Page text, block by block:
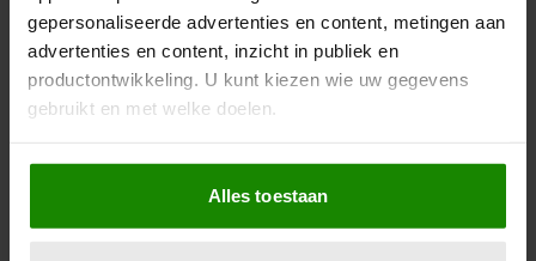
gepersonaliseerde advertenties en content, metingen aan
advertenties en content, inzicht in publiek en
productontwikkeling. U kunt kiezen wie uw gegevens
gebruikt en met welke doelen.
Als u het toestaat, willen we ook graag:
Informatie verzamelen over uw geografische
locatie, die tot een paar meter nauwkeurig kan zijn
Alles toestaan